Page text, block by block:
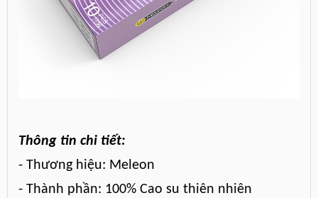
Thông tin chi tiết:
- Thương hiệu: Meleon
- Thành phần: 100% Cao su thiên nhiên